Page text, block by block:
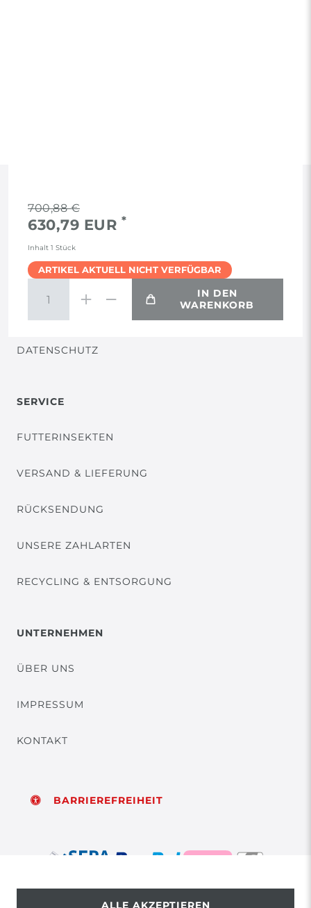
700,88 €
630,79 EUR *
Inhalt 1 Stück
ARTIKEL AKTUELL NICHT VERFÜGBAR
IN DEN
WARENKORB
RECHTLICHES
AGB
WIDERRUF
DATENSCHUTZ
SERVICE
FUTTERINSEKTEN
VERSAND & LIEFERUNG
RÜCKSENDUNG
UNSERE ZAHLARTEN
RECYCLING & ENTSORGUNG
UNTERNEHMEN
ÜBER UNS
IMPRESSUM
KONTAKT
BARRIEREFREIHEIT
ALLE AKZEPTIEREN